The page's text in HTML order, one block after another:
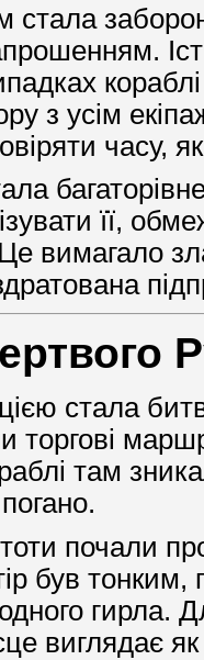
з усім
часу,
її,
вимагало
стала
там
почали
був
гирла.
виглядає